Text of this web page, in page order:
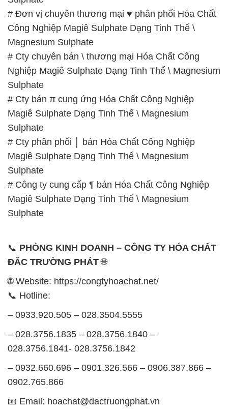
Nghiệp Magiê Sulphate Dạng Tinh Thể \ Magnesium
Sulphate
# Cty bán π cung ứng Hóa Chất Công Nghiệp
Magiê Sulphate Dạng Tinh Thể \ Magnesium
Sulphate
# Cty phân phối │ bán Hóa Chất Công Nghiệp
Magiê Sulphate Dạng Tinh Thể \ Magnesium
Sulphate
# Công ty cung cấp ¶ bán Hóa Chất Công Nghiệp
Magiê Sulphate Dạng Tinh Thể \ Magnesium
Sulphate
📞PHÒNG KINH DOANH – CÔNG TY HÓA CHẤT
ĐẮC TRƯỜNG PHÁT🌐
🌐 Website: https://congtyhoachat.net/
– 0933.920.505 – 028.3504.5555
028.3756.1841- 028.3756.1842
0902.765.866
📧 Email: hoachat@dactruongphat.vn
TRƯỜNG PHÁT
được tổ chức như sau: